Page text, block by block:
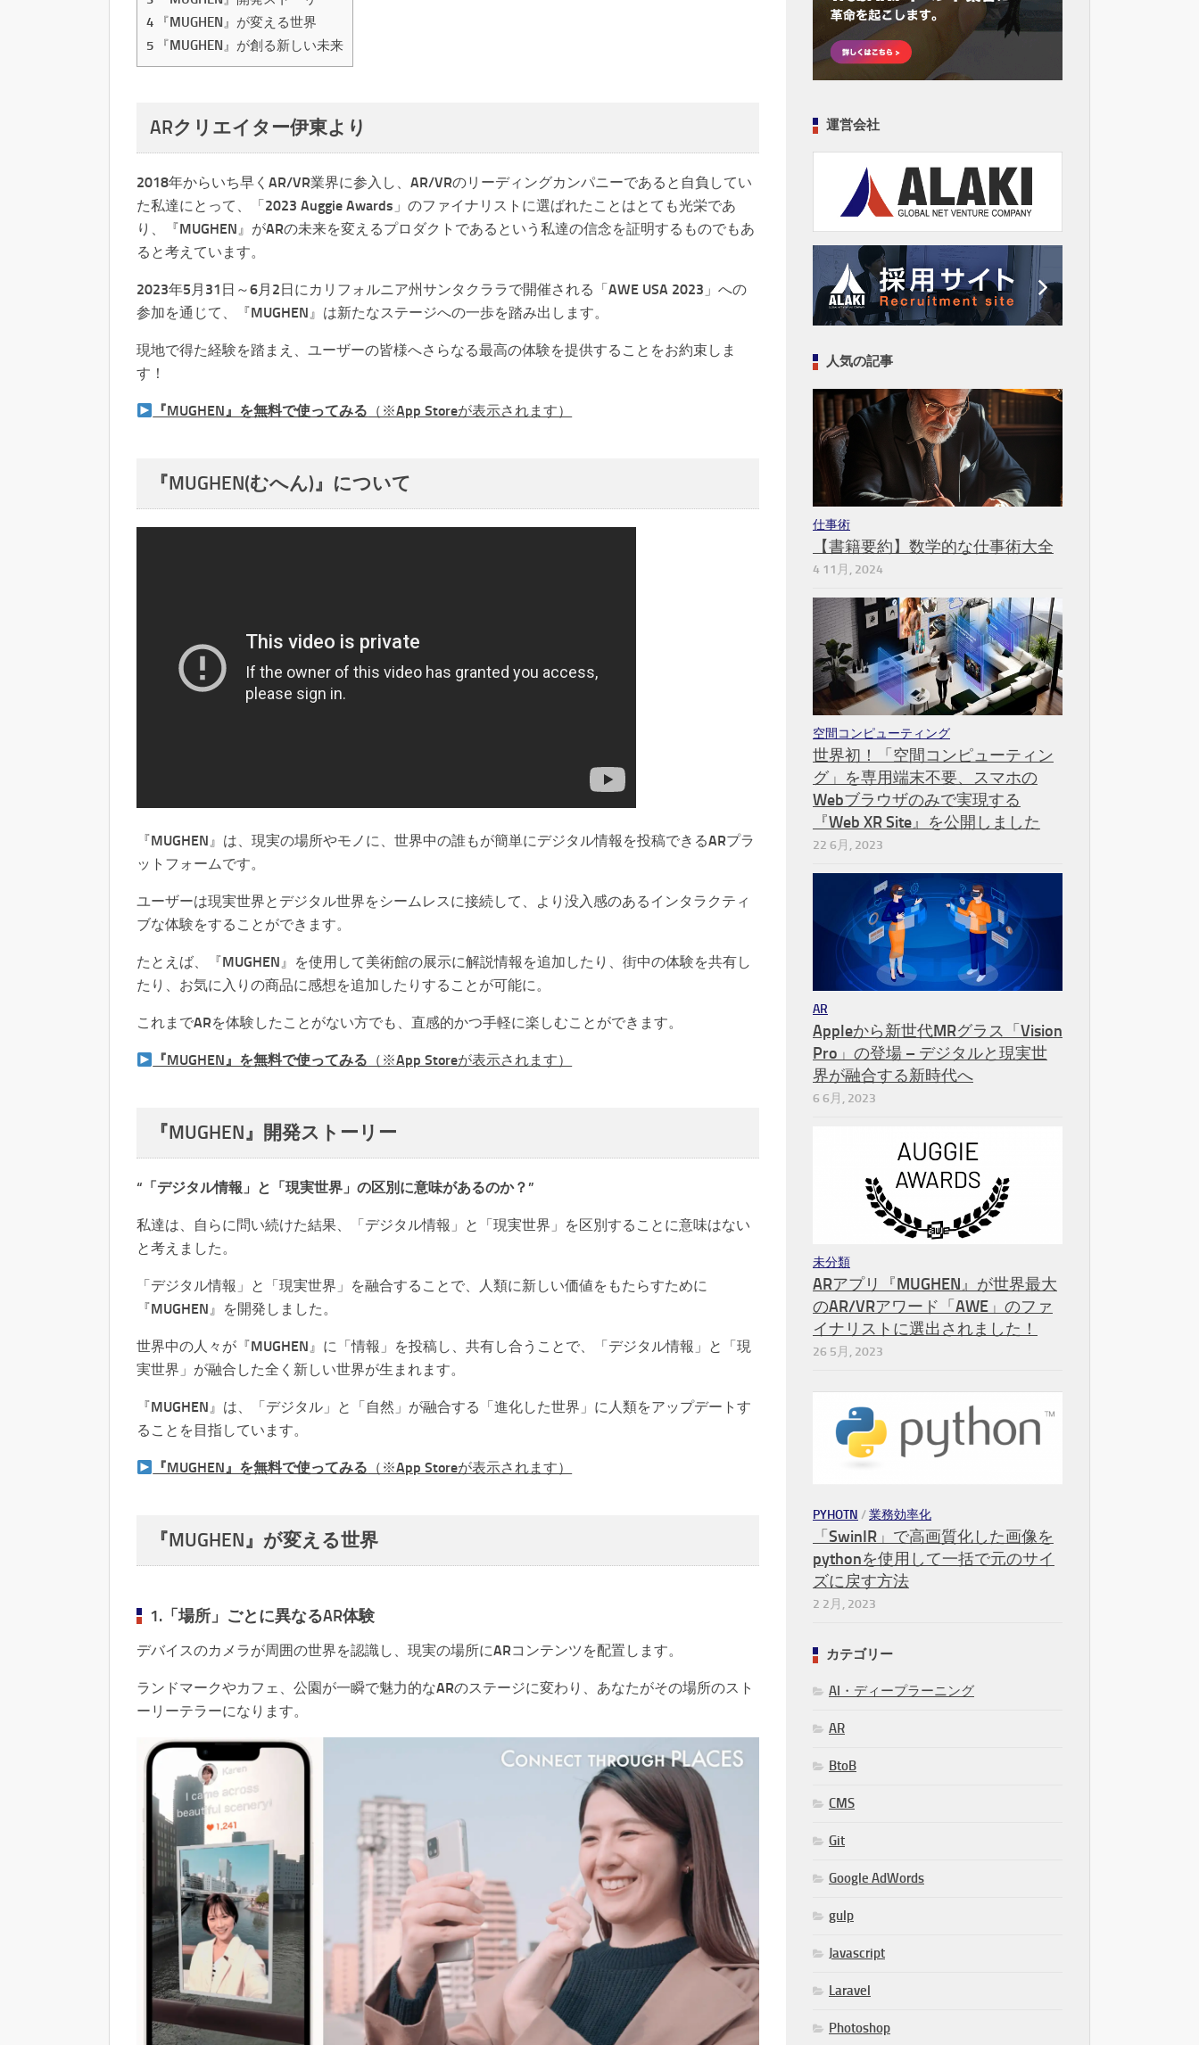
4 『MUGHEN』が変える世界
5 『MUGHEN』が創る新しい未来
ARクリエイター伊東より
2018年からいち早くAR/VR業界に参入し、AR/VRのリーディングカンパニーであると自負してい
た私達にとって、「2023 Auggie Awards」のファイナリストに選ばれたことはとても光栄であ
り、『MUGHEN』がARの未来を変えるプロダクトであるという私達の信念を証明するものでもあ
ると考えています。
2023年5月31日～6月2日にカリフォルニア州サンタクララで開催される「AWE USA 2023」への
参加を通じて、『MUGHEN』は新たなステージへの一歩を踏み出します。
現地で得た経験を踏まえ、ユーザーの皆様へさらなる最高の体験を提供することをお約束しま
す！
『MUGHEN』を無料で使ってみる （※App Storeが表示されます）
『MUGHEN(むへん)』について
『MUGHEN』は、現実の場所やモノに、世界中の誰もが簡単にデジタル情報を投稿できるARプラ
ットフォームです。
ユーザーは現実世界とデジタル世界をシームレスに接続して、より没入感のあるインタラクティ
ブな体験をすることができます。
たとえば、『MUGHEN』を使用して美術館の展示に解説情報を追加したり、街中の体験を共有し
たり、お気に入りの商品に感想を追加したりすることが可能に。
これまでARを体験したことがない方でも、直感的かつ手軽に楽しむことができます。
『MUGHEN』を無料で使ってみる （※App Storeが表示されます）
『MUGHEN』開発ストーリー
“「デジタル情報」と「現実世界」の区別に意味があるのか？”
私達は、自らに問い続けた結果、「デジタル情報」と「現実世界」を区別することに意味はない
と考えました。
「デジタル情報」と「現実世界」を融合することで、人類に新しい価値をもたらすために
『MUGHEN』を開発しました。
世界中の人々が『MUGHEN』に「情報」を投稿し、共有し合うことで、「デジタル情報」と「現
実世界」が融合した全く新しい世界が生まれます。
『MUGHEN』は、「デジタル」と「自然」が融合する「進化した世界」に人類をアップデートす
ることを目指しています。
『MUGHEN』を無料で使ってみる （※App Storeが表示されます）
『MUGHEN』が変える世界
1.「場所」ごとに異なるAR体験
デバイスのカメラが周囲の世界を認識し、現実の場所にARコンテンツを配置します。
ランドマークやカフェ、公園が一瞬で魅力的なARのステージに変わり、あなたがその場所のスト
ーリーテラーになります。
運営会社
人気の記事
仕事術
【書籍要約】数学的な仕事術大全
4 11月, 2024
空間コンピューティング
世界初！「空間コンピューティン
グ」を専用端末不要、スマホの
Webブラウザのみで実現する
『Web XR Site』を公開しました
22 6月, 2023
AR
Appleから新世代MRグラス「Vision
Pro」の登場 – デジタルと現実世
界が融合する新時代へ
6 6月, 2023
未分類
ARアプリ『MUGHEN』が世界最大
のAR/VRアワード「AWE」のファ
イナリストに選出されました！
26 5月, 2023
PYHOTN /業務効率化
「SwinIR」で高画質化した画像を
pythonを使用して一括で元のサイ
ズに戻す方法
2 2月, 2023
カテゴリー
AI・ディープラーニング
AR
BtoB
CMS
Git
Google AdWords
gulp
Javascript
Laravel
Photoshop